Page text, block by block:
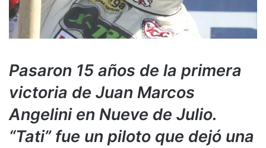
Pasaron 15 años de la primera
victoria de Juan Marcos
Angelini en Nueve de Julio.
“Tati” fue un piloto que dejó una